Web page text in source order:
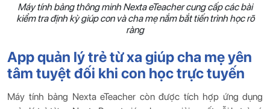
Máy tính bảng thông minh Nexta eTeacher cung cấp các bài
kiểm tra định kỳ giúp con và cha mẹ nắm bắt tiến trình học rõ
ràng
App quản lý trẻ từ xa giúp cha mẹ yên
tâm tuyệt đối khi con học trực tuyến
Máy tính bảng Nexta eTeacher còn được tích hợp ứng dụng